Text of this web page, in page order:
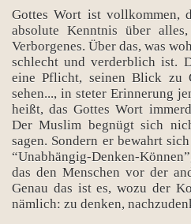
Gottes Wort ist vollkommen,
absolute Kenntnis über
Verborgenes. Über das, was
schlecht und verderblich ist.
eine Pflicht, seinen Blick zu
sehen..., in steter Erinnerung
heißt, das Gottes Wort
Der Muslim begnügt sich
sagen. Sondern er bewahrt
“Unabhängig-Denken-
das den Menschen vor der
Genau das ist es, wozu der
nämlich: zu denken,